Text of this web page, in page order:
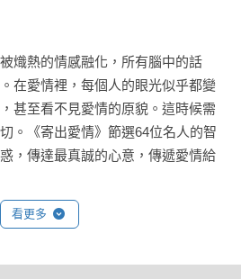
熾熱的情感融化，所有腦中的話
在愛情裡，每個人的眼光似乎都變
甚至看不見愛情的原貌。這時候需
。《寄出愛情》節選64位名人的智
，傳達最真誠的心意，傳遞愛情給
看更多